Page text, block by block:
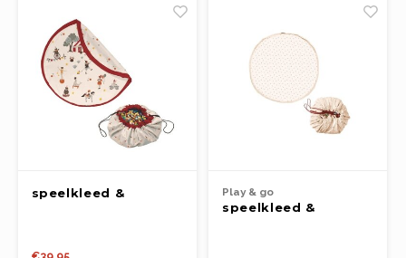
speelkleed &
Play & go
speelkleed &